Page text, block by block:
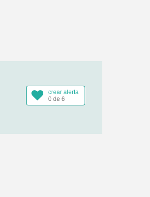
crear alerta
0 de 6